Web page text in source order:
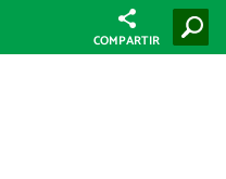
COMPARTIR